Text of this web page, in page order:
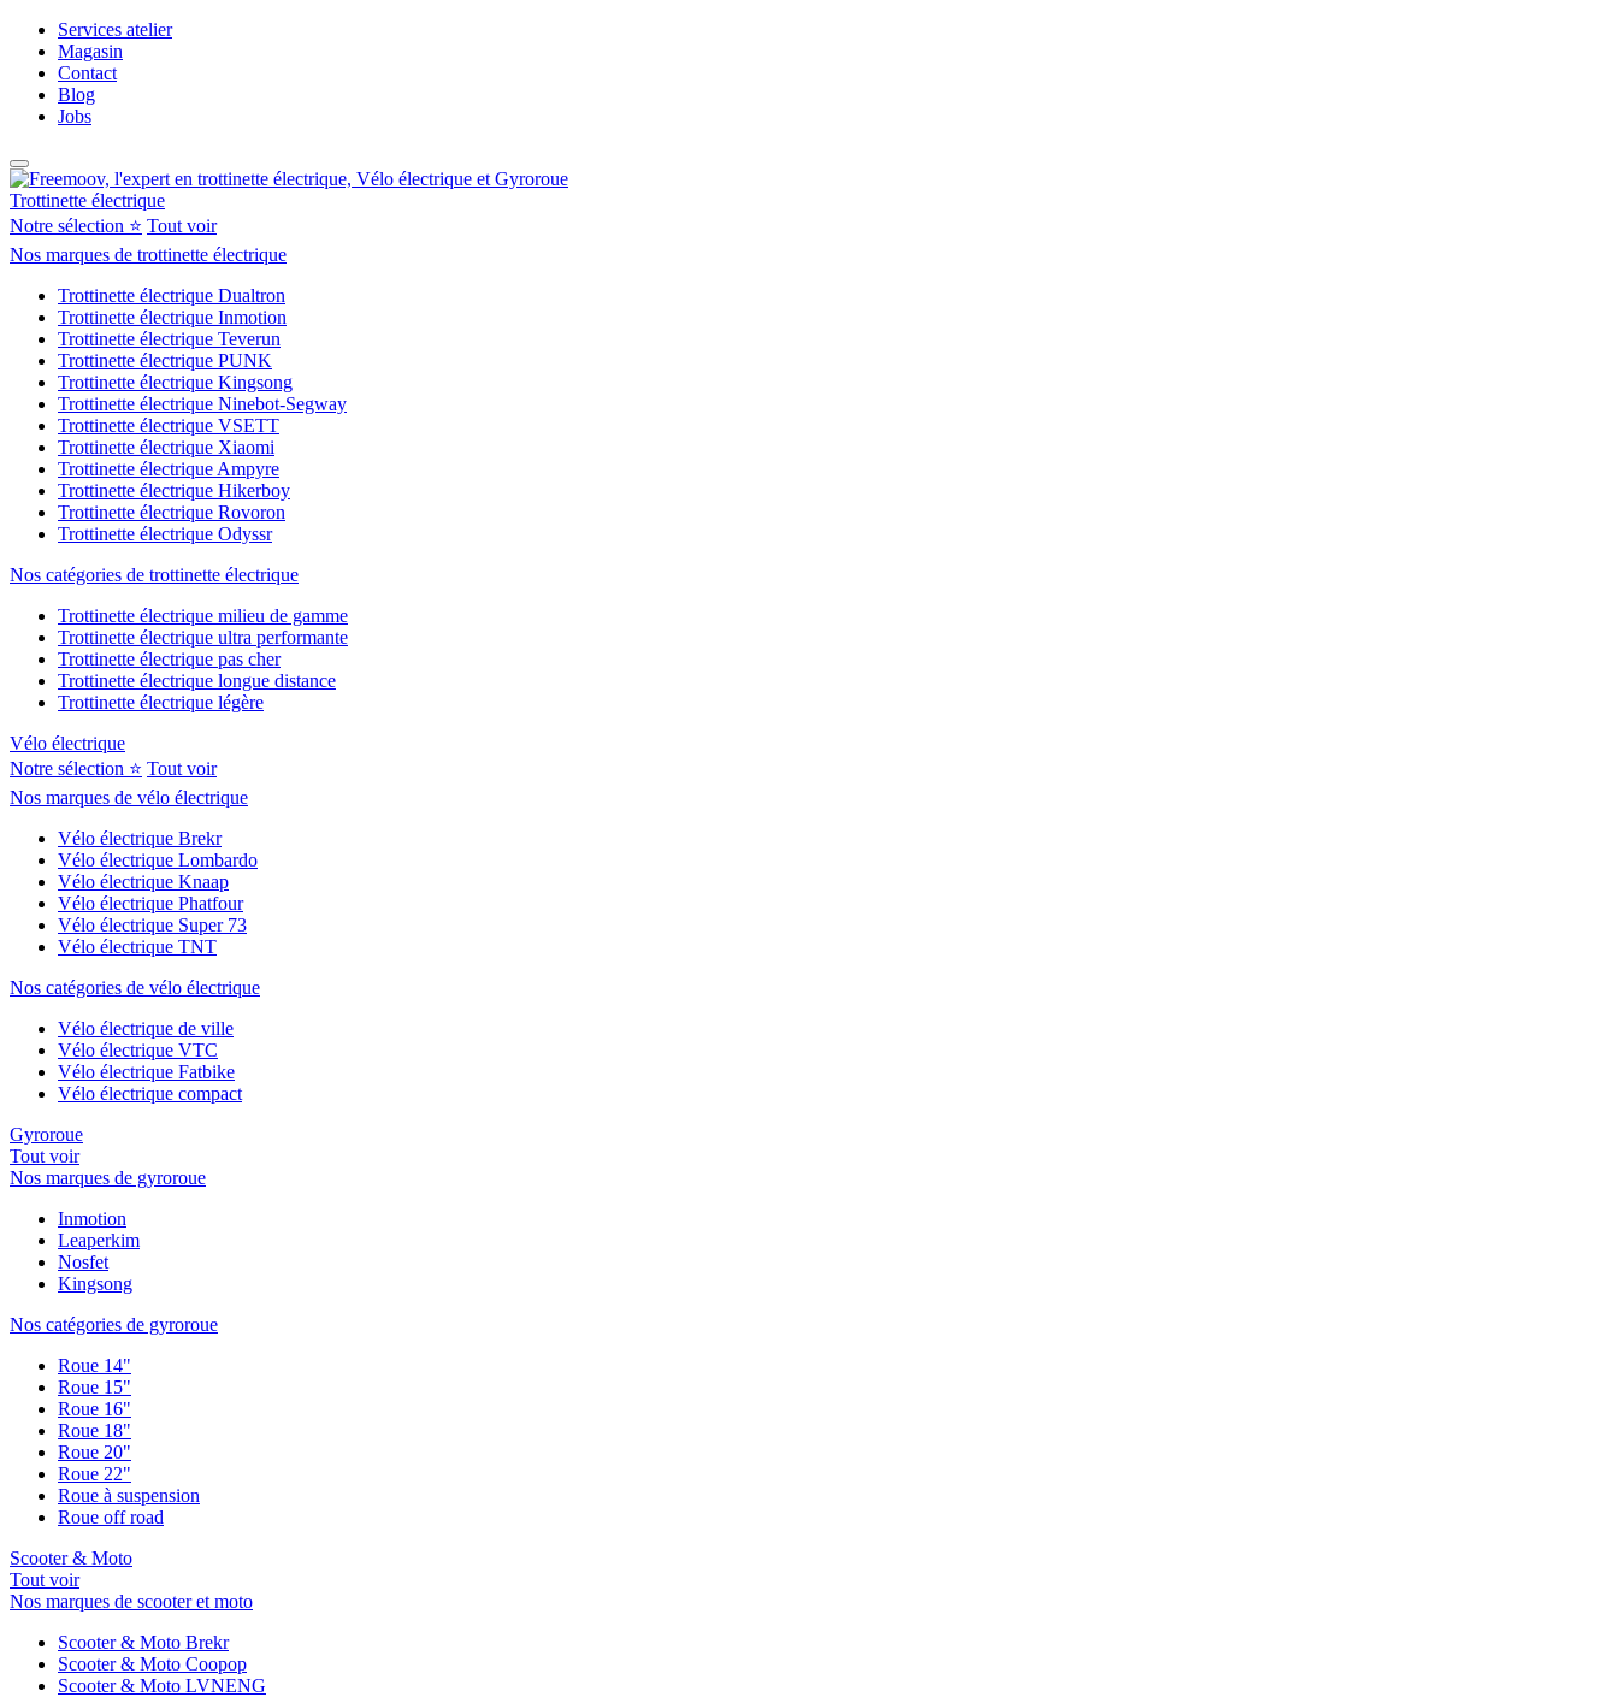
Services atelier
Magasin
Contact
Blog
Jobs
Trottinette électrique
Notre sélection ⭐ Tout voir
Nos marques de trottinette électrique
Trottinette électrique Dualtron
Trottinette électrique Inmotion
Trottinette électrique Teverun
Trottinette électrique PUNK
Trottinette électrique Kingsong
Trottinette électrique Ninebot-Segway
Trottinette électrique VSETT
Trottinette électrique Xiaomi
Trottinette électrique Ampyre
Trottinette électrique Hikerboy
Trottinette électrique Rovoron
Trottinette électrique Odyssr
Nos catégories de trottinette électrique
Trottinette électrique milieu de gamme
Trottinette électrique ultra performante
Trottinette électrique pas cher
Trottinette électrique longue distance
Trottinette électrique légère
Vélo électrique
Notre sélection ⭐ Tout voir
Nos marques de vélo électrique
Vélo électrique Brekr
Vélo électrique Lombardo
Vélo électrique Knaap
Vélo électrique Phatfour
Vélo électrique Super 73
Vélo électrique TNT
Nos catégories de vélo électrique
Vélo électrique de ville
Vélo électrique VTC
Vélo électrique Fatbike
Vélo électrique compact
Gyroroue
Tout voir
Nos marques de gyroroue
Inmotion
Leaperkim
Nosfet
Kingsong
Nos catégories de gyroroue
Roue 14"
Roue 15"
Roue 16"
Roue 18"
Roue 20"
Roue 22"
Roue à suspension
Roue off road
Scooter & Moto
Tout voir
Nos marques de scooter et moto
Scooter & Moto Brekr
Scooter & Moto Coopop
Scooter & Moto LVNENG